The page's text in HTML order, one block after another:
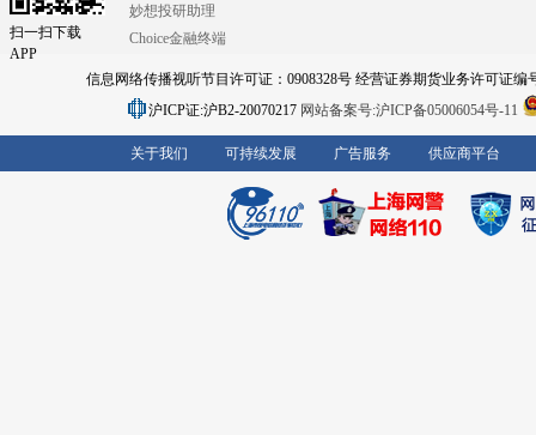
扫一扫下载
APP
妙想投研助理
Choice金融终端
信息网络传播视听节目许可证：0908328号 经营证券期货业务许可证编
沪ICP证:沪B2-20070217 网站备案号:沪ICP备05006054号-11
关于我们 可持续发展 广告服务 供应商平台